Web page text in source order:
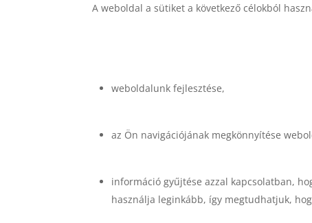
A weboldal a sütiket a következő célokból
weboldalunk fejlesztése,
az Ön navigációjának megkönnyítése
információ gyűjtése azzal kapcsolatban,
használja leginkább, így megtudhatjuk,